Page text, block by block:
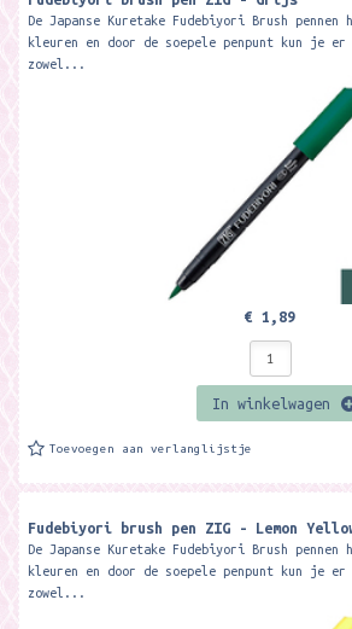
De Japanse Kuretake Fudebiyori Brush pennen
kleuren en door de soepele penpunt kun je
zowel...
€ 1,89
In winkelwagen
Toevoegen aan verlanglijstje
Fudebiyori brush pen ZIG - Lemon
De Japanse Kuretake Fudebiyori Brush pennen
kleuren en door de soepele penpunt kun je
zowel...